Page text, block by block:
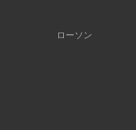
ローソン